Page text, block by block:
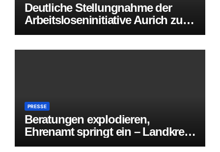
Deutliche Stellungnahme der
Arbeitsloseninitiative Aurich zur
angekündigten Mietpreis-
PRESSE
Beratungen explodieren,
Ehrenamt springt ein – Landkreis
Aurich spart Zehntausende, lässt